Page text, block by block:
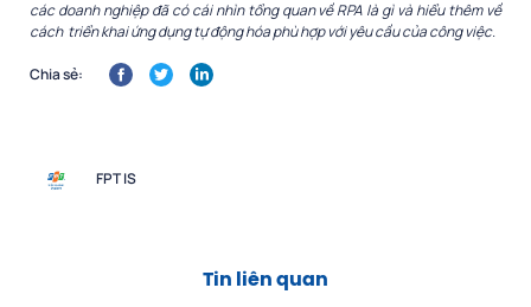
các doanh nghiệp đã có cái nhìn tổng quan về RPA là gì và hiểu thêm về
cách triển khai ứng dụng tự động hóa phù hợp với yêu cầu của công việc.
Chia sẻ:
FPT IS
Tin liên quan